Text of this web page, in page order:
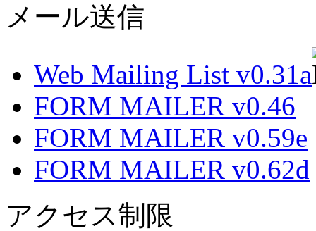
メール送信
Web Mailing List v0.31a
FORM MAILER v0.46
FORM MAILER v0.59e
FORM MAILER v0.62d
アクセス制限